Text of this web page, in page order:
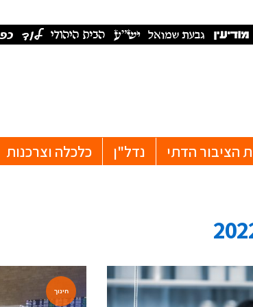
הציבור הדתי נדל"ן כלכלה וצרכנות
חינוך